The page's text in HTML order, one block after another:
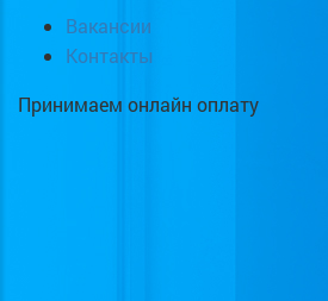
Вакансии
Контакты
Принимаем онлайн оплату